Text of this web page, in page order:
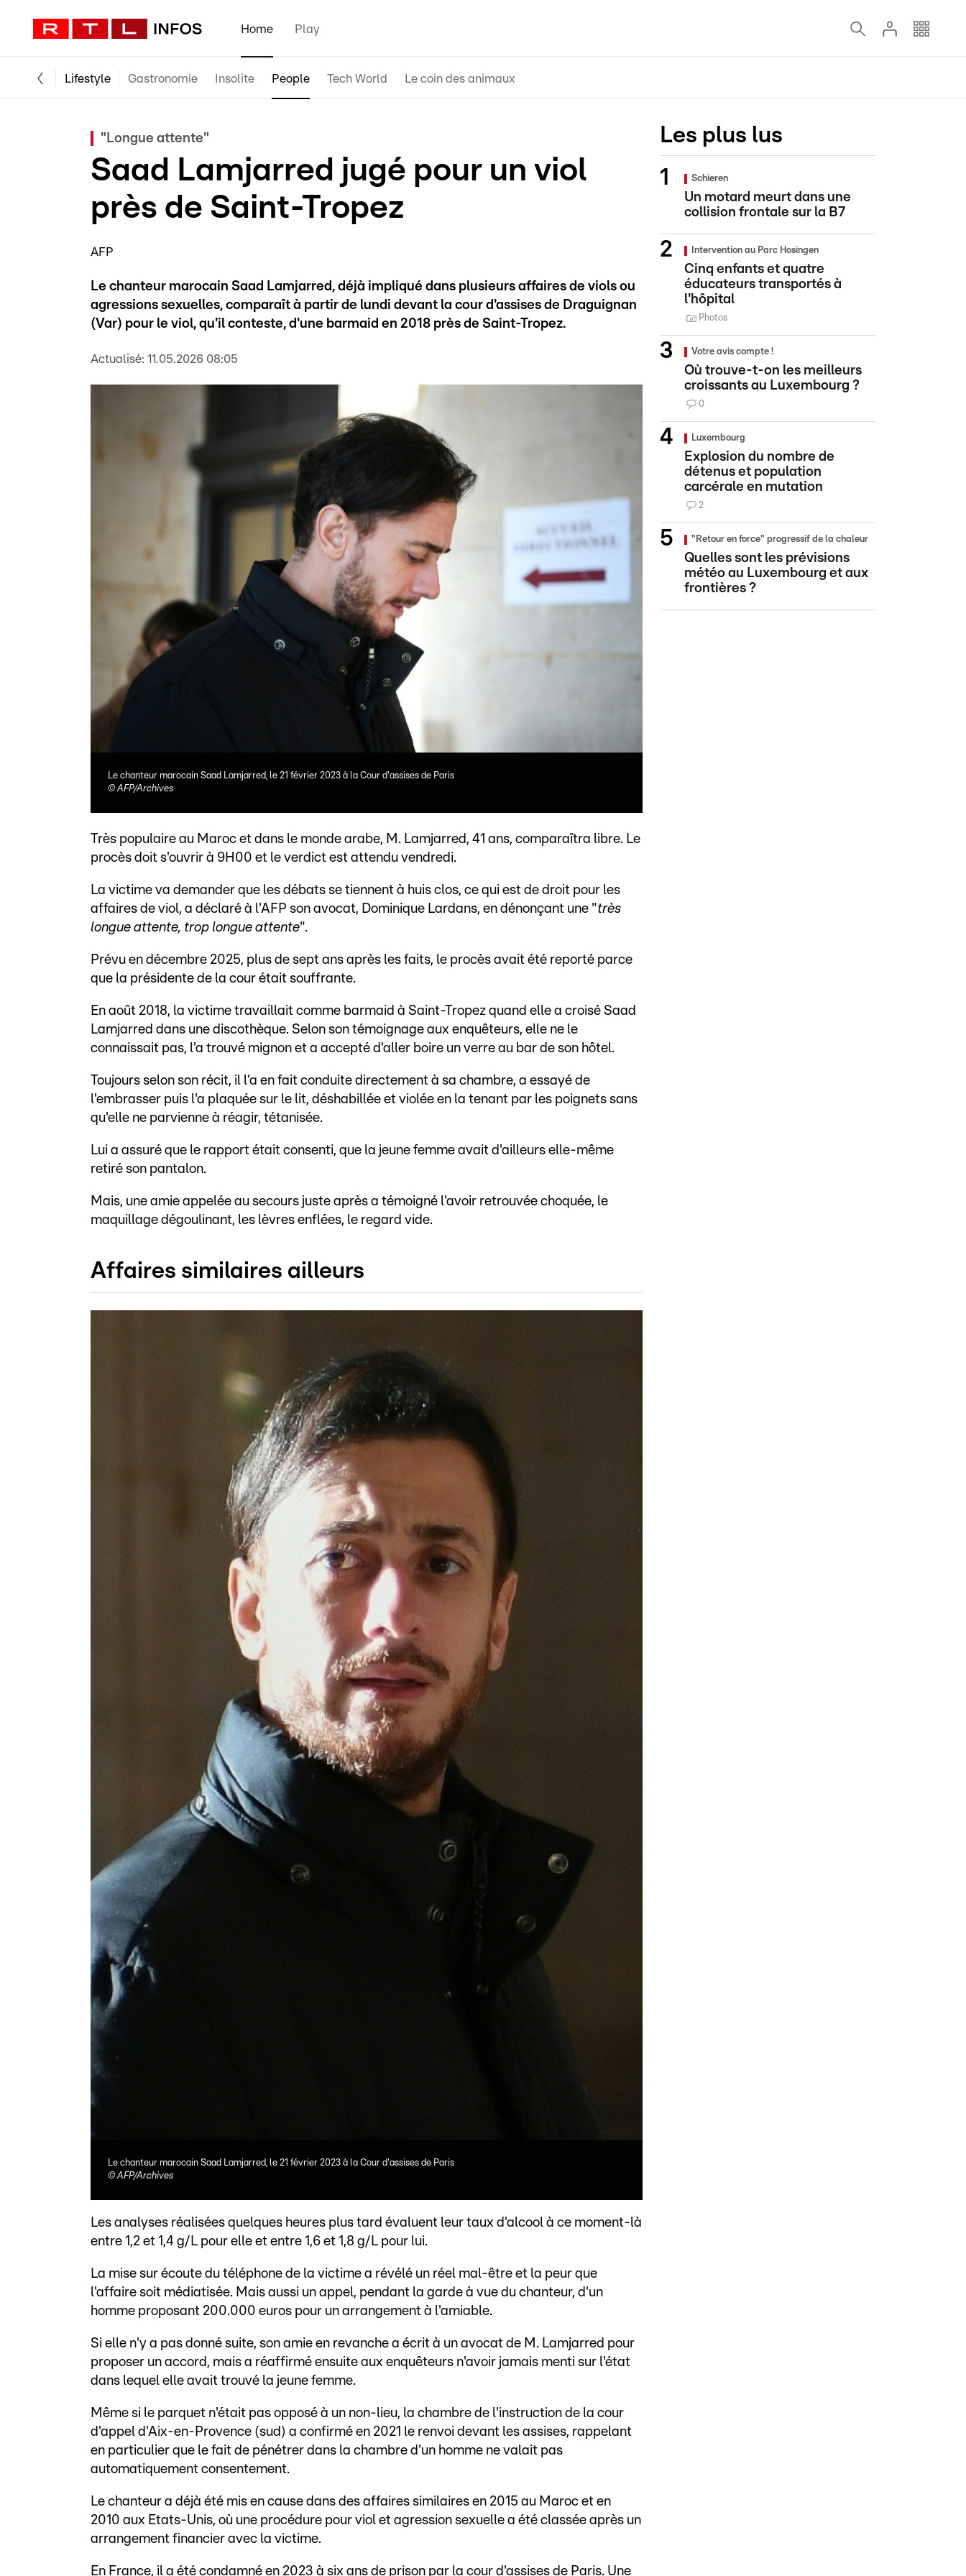
Home Play
Lifestyle Gastronomie Insolite People Tech World Le coin des animaux
"Longue attente"
Saad Lamjarred jugé pour un viol
près de Saint-Tropez
AFP
Le chanteur marocain Saad Lamjarred, déjà impliqué dans plusieurs affaires de viols ou
agressions sexuelles, comparaît à partir de lundi devant la cour d'assises de Draguignan
(Var) pour le viol, qu'il conteste, d'une barmaid en 2018 près de Saint-Tropez.
Actualisé: 11.05.2026 08:05
Le chanteur marocain Saad Lamjarred, le 21 février 2023 à la Cour d'assises de Paris
©AFP/Archives
Très populaire au Maroc et dans le monde arabe, M. Lamjarred, 41 ans, comparaîtra libre. Le
procès doit s'ouvrir à 9H00 et le verdict est attendu vendredi.
La victime va demander que les débats se tiennent à huis clos, ce qui est de droit pour les
affaires de viol, a déclaré à l'AFP son avocat, Dominique Lardans, en dénonçant une "très
longue attente, trop longue attente".
Prévu en décembre 2025, plus de sept ans après les faits, le procès avait été reporté parce
que la présidente de la cour était souffrante.
En août 2018, la victime travaillait comme barmaid à Saint-Tropez quand elle a croisé Saad
Lamjarred dans une discothèque. Selon son témoignage aux enquêteurs, elle ne le
connaissait pas, l'a trouvé mignon et a accepté d'aller boire un verre au bar de son hôtel.
Toujours selon son récit, il l'a en fait conduite directement à sa chambre, a essayé de
l'embrasser puis l'a plaquée sur le lit, déshabillée et violée en la tenant par les poignets sans
qu'elle ne parvienne à réagir, tétanisée.
Lui a assuré que le rapport était consenti, que la jeune femme avait d'ailleurs elle-même
retiré son pantalon.
Mais, une amie appelée au secours juste après a témoigné l'avoir retrouvée choquée, le
maquillage dégoulinant, les lèvres enflées, le regard vide.
Affaires similaires ailleurs
Le chanteur marocain Saad Lamjarred, le 21 février 2023 à la Cour d'assises de Paris
©AFP/Archives
Les analyses réalisées quelques heures plus tard évaluent leur taux d'alcool à ce moment-là
entre 1,2 et 1,4 g/L pour elle et entre 1,6 et 1,8 g/L pour lui.
La mise sur écoute du téléphone de la victime a révélé un réel mal-être et la peur que
l'affaire soit médiatisée. Mais aussi un appel, pendant la garde à vue du chanteur, d'un
homme proposant 200.000 euros pour un arrangement à l'amiable.
Si elle n'y a pas donné suite, son amie en revanche a écrit à un avocat de M. Lamjarred pour
proposer un accord, mais a réaffirmé ensuite aux enquêteurs n'avoir jamais menti sur l'état
dans lequel elle avait trouvé la jeune femme.
Même si le parquet n'était pas opposé à un non-lieu, la chambre de l'instruction de la cour
d'appel d'Aix-en-Provence (sud) a confirmé en 2021 le renvoi devant les assises, rappelant
en particulier que le fait de pénétrer dans la chambre d'un homme ne valait pas
automatiquement consentement.
Le chanteur a déjà été mis en cause dans des affaires similaires en 2015 au Maroc et en
2010 aux Etats-Unis, où une procédure pour viol et agression sexuelle a été classée après un
arrangement financier avec la victime.
En France, il a été condamné en 2023 à six ans de prison par la cour d'assises de Paris. Une
Les plus lus
Schieren
Un motard meurt dans une
collision frontale sur la B7
Intervention au Parc Hosingen
Cinq enfants et quatre
éducateurs transportés à
l'hôpital
Photos
Votre avis compte !
Où trouve-t-on les meilleurs
croissants au Luxembourg ?
0
Luxembourg
Explosion du nombre de
détenus et population
carcérale en mutation
2
"Retour en force" progressif de la chaleur
Quelles sont les prévisions
météo au Luxembourg et aux
frontières ?